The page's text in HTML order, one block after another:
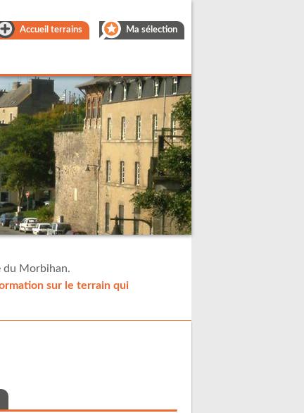
Accueil terrains Ma sélection
du Morbihan.
sur le terrain qui